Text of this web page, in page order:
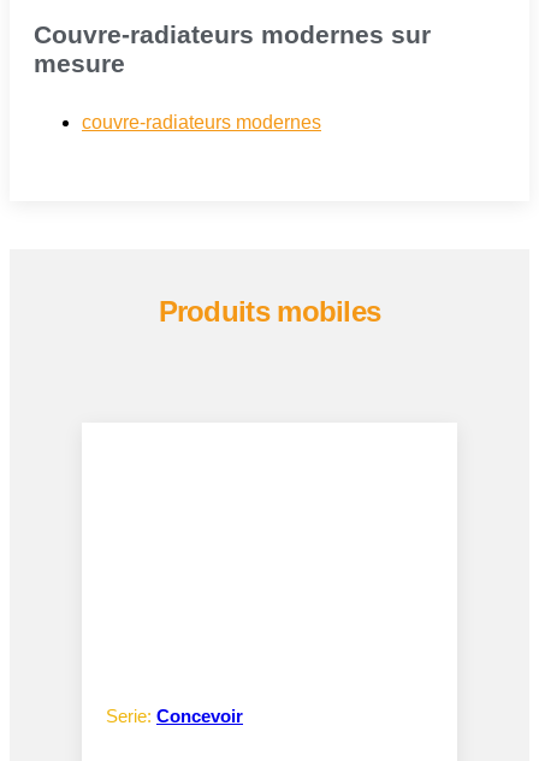
Couvre-radiateurs modernes sur
mesure
couvre-radiateurs modernes
Produits mobiles
Serie: Concevoir